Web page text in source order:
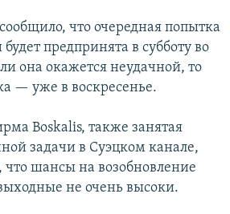
что очередная попытка
предпринята в субботу во
она окажется неудачной, то
— уже в воскресенье.
Boskalis, также занятая
задачи в Суэцком канале,
что шансы на возобновление
не очень высоки.